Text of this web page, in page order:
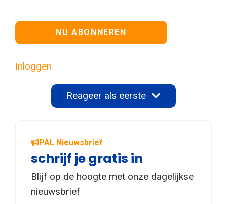
Geen waarde
Inloggen
Reageer als eerste
PAL Nieuwsbrief
schrijf je gratis in
Blijf op de hoogte met onze dagelijkse
nieuwsbrief